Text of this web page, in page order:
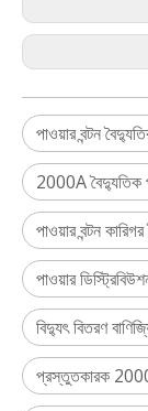
পাওয়ার বন্টন
2000A বৈদ্যুতিক
পাওয়ার বন্টন
পাওয়ার
বিদ্যুৎ বিতরণ
প্রস্তুতকারক